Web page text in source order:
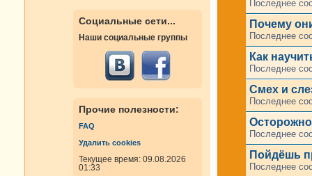
Социальные сети...
Наши социальные группы
Прочие полезности:
FAQ
Удалить cookies
Текущее время: 09.08.2026
01:33
Последнее
Почему
Последнее
Как
Последнее
Смех и
Последнее
Последнее
Пойдёшь
Последнее